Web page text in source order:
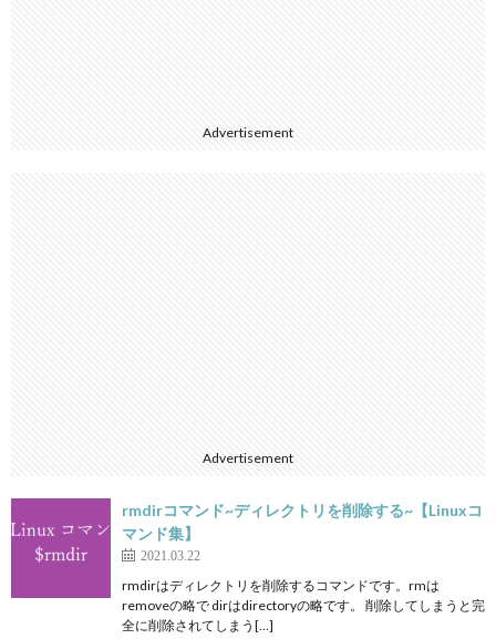
Advertisement
Advertisement
rmdirコマンド~ディレクトリを削除する~【Linuxコ
マンド集】
2021.03.22
rmdirはディレクトリを削除するコマンドです。rmは
removeの略で dirはdirectoryの略です。 削除してしまうと完
全に削除されてしまう[…]